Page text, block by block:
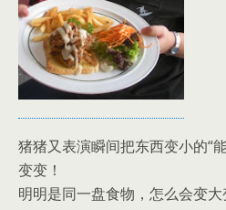
猪猪又表演瞬间把东西变小的“
变变！
明明是同一盘食物，怎么会变